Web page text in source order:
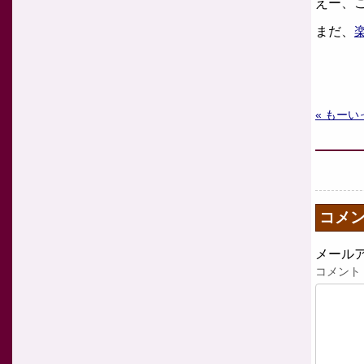
えー、
まだ、
« もーい
コメ
メール
コメント